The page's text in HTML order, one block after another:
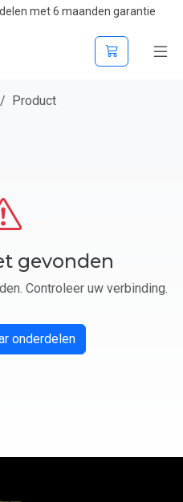
met 6 maanden garantie
Product
gevonden
Controleer uw verbinding.
onderdelen